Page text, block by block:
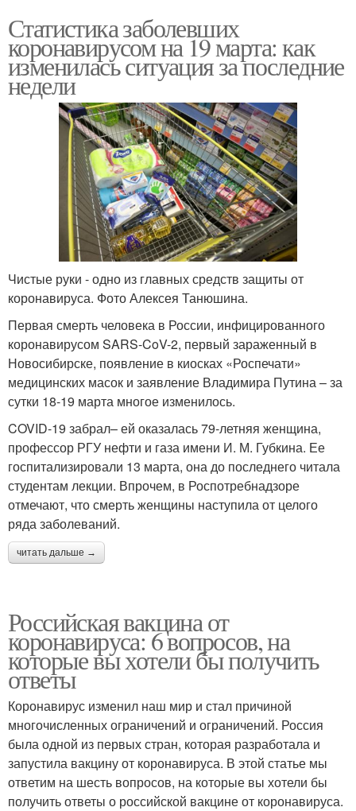
Статистика заболевших
коронавирусом на 19 марта: как
изменилась ситуация за последние
недели
Чистые руки - одно из главных средств защиты от
коронавируса. Фото Алексея Танюшина.
Первая смерть человека в России, инфицированного
коронавирусом SARS-CoV-2, первый зараженный в
Новосибирске, появление в киосках «Роспечати»
медицинских масок и заявление Владимира Путина – за
сутки 18-19 марта многое изменилось.
COVID-19 забрал– ей оказалась 79-летняя женщина,
профессор РГУ нефти и газа имени И. М. Губкина. Ее
госпитализировали 13 марта, она до последнего читала
студентам лекции. Впрочем, в Роспотребнадзоре
отмечают, что смерть женщины наступила от целого
ряда заболеваний.
читать дальше →
Российская вакцина от
коронавируса: 6 вопросов, на
которые вы хотели бы получить
ответы
Коронавирус изменил наш мир и стал причиной
многочисленных ограничений и ограничений. Россия
была одной из первых стран, которая разработала и
запустила вакцину от коронавируса. В этой статье мы
ответим на шесть вопросов, на которые вы хотели бы
получить ответы о российской вакцине от коронавируса.